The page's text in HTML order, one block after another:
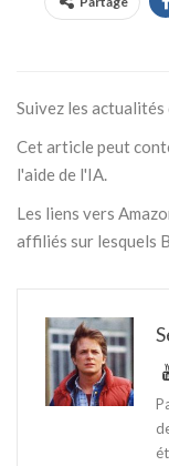
Suivez les actualités
Cet article peut
l'aide de l'IA.
Les liens vers
affiliés sur lesquels